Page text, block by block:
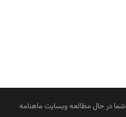
شما در حال مطالعه وبسایت ماهنامه